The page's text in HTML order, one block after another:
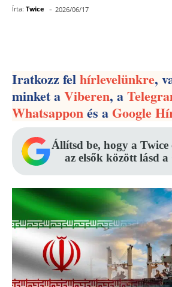
Írta: Twice - 2026/06/17
Iratkozz felhírlevelünkre,
minket aViberen, a
Whatsapponés aGoogle
Állítsd be, hogy a
az elsők között lásd a